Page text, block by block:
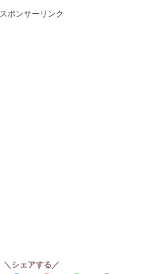
スポンサーリンク
＼シェアする／